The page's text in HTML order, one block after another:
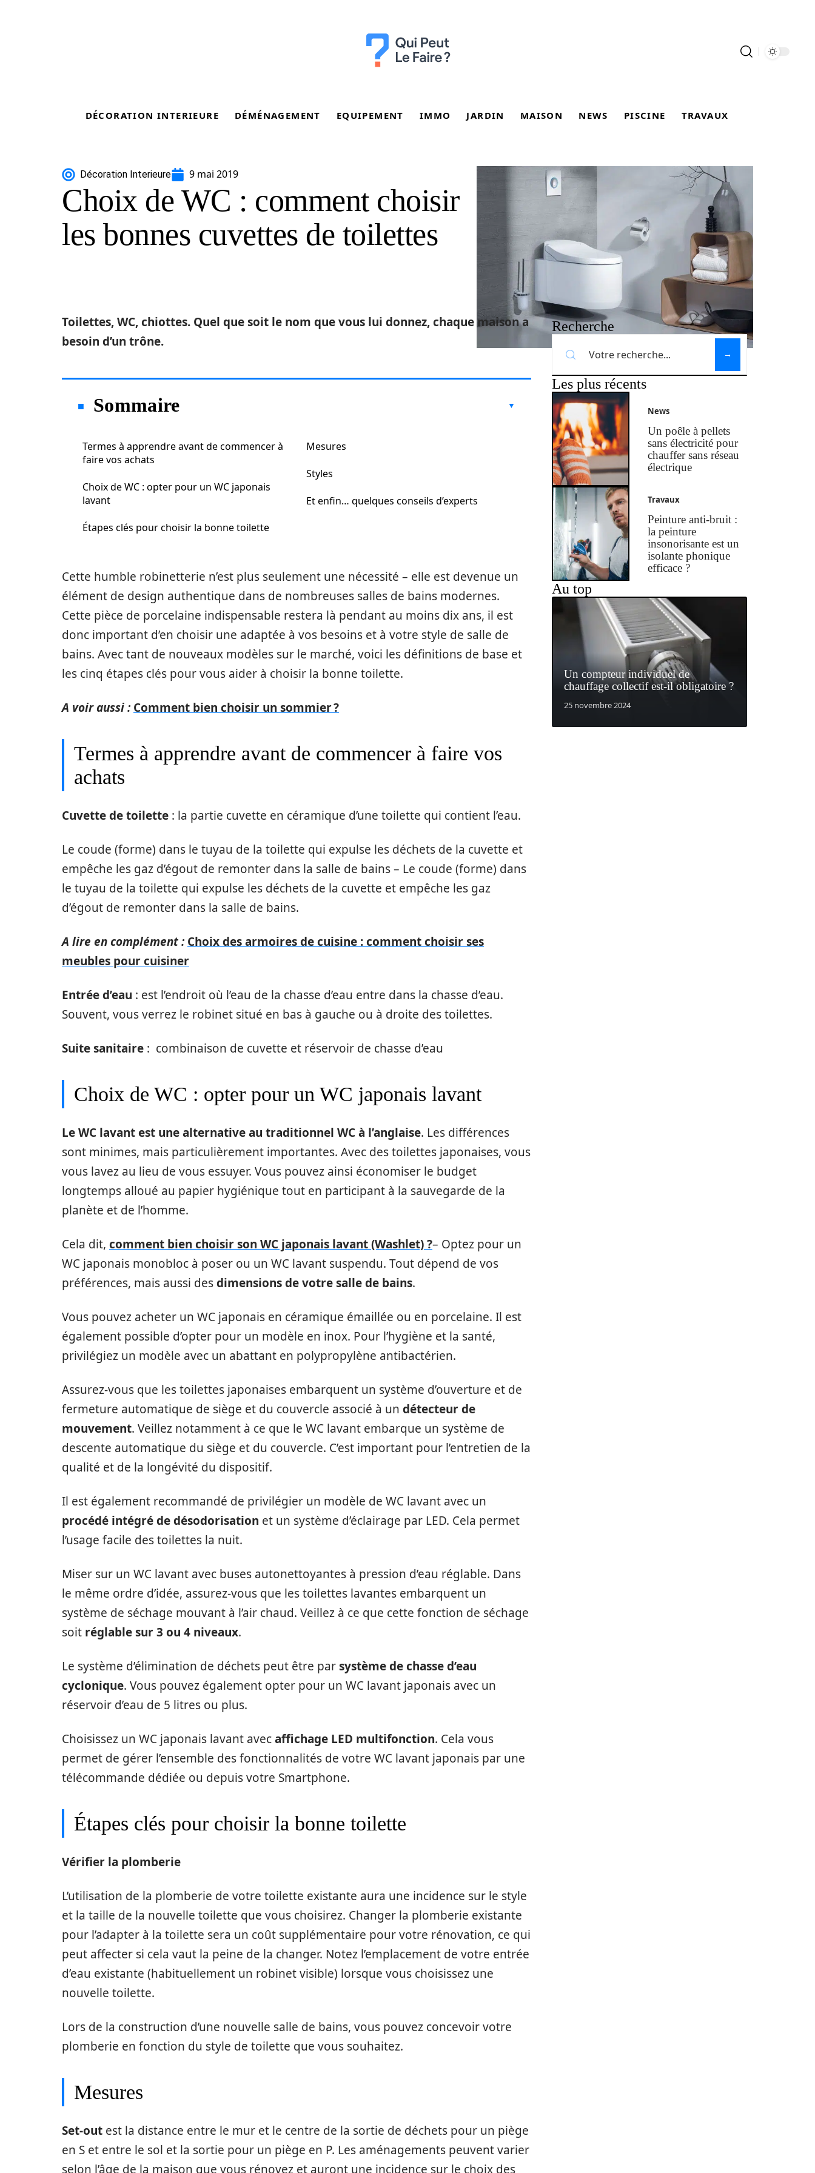
DÉCORATION INTERIEURE DÉMÉNAGEMENT EQUIPEMENT IMMO JARDIN MAISON NEWS PISCINE TRAVAUX
Décoration Interieure 9 mai 2019
Choix de WC : comment choisir
les bonnes cuvettes de toilettes
Toilettes, WC, chiottes. Quel que soit le nom que vous lui donnez, chaque maison a
besoin d’un trône.
Sommaire
Termes à apprendre avant de commencer à
faire vos achats
Choix de WC : opter pour un WC japonais
lavant
Étapes clés pour choisir la bonne toilette
Mesures
Styles
Et enfin… quelques conseils d’experts
Cette humble robinetterie n’est plus seulement une nécessité – elle est devenue un
élément de design authentique dans de nombreuses salles de bains modernes.
Cette pièce de porcelaine indispensable restera là pendant au moins dix ans, il est
donc important d’en choisir une adaptée à vos besoins et à votre style de salle de
bains. Avec tant de nouveaux modèles sur le marché, voici les définitions de base et
les cinq étapes clés pour vous aider à choisir la bonne toilette.
A voir aussi : Comment bien choisir un sommier ?
Termes à apprendre avant de commencer à faire vos
achats
Cuvette de toilette : la partie cuvette en céramique d’une toilette qui contient l’eau.
Le coude (forme) dans le tuyau de la toilette qui expulse les déchets de la cuvette et
empêche les gaz d’égout de remonter dans la salle de bains – Le coude (forme) dans
le tuyau de la toilette qui expulse les déchets de la cuvette et empêche les gaz
d’égout de remonter dans la salle de bains.
A lire en complément : Choix des armoires de cuisine : comment choisir ses
meubles pour cuisiner
Entrée d’eau : est l’endroit où l’eau de la chasse d’eau entre dans la chasse d’eau.
Souvent, vous verrez le robinet situé en bas à gauche ou à droite des toilettes.
Suite sanitaire : combinaison de cuvette et réservoir de chasse d’eau
Choix de WC : opter pour un WC japonais lavant
Le WC lavant est une alternative au traditionnel WC à l’anglaise. Les différences
sont minimes, mais particulièrement importantes. Avec des toilettes japonaises, vous
vous lavez au lieu de vous essuyer. Vous pouvez ainsi économiser le budget
longtemps alloué au papier hygiénique tout en participant à la sauvegarde de la
planète et de l’homme.
Cela dit, comment bien choisir son WC japonais lavant (Washlet) ?– Optez pour un
WC japonais monobloc à poser ou un WC lavant suspendu. Tout dépend de vos
préférences, mais aussi desdimensions de votre salle de bains.
Vous pouvez acheter un WC japonais en céramique émaillée ou en porcelaine. Il est
également possible d’opter pour un modèle en inox. Pour l’hygiène et la santé,
privilégiez un modèle avec un abattant en polypropylène antibactérien.
Assurez-vous que les toilettes japonaises embarquent un système d’ouverture et de
fermeture automatique de siège et du couvercle associé à un détecteur de
mouvement. Veillez notamment à ce que le WC lavant embarque un système de
descente automatique du siège et du couvercle. C’est important pour l’entretien de la
qualité et de la longévité du dispositif.
Il est également recommandé de privilégier un modèle de WC lavant avec un
procédé intégré de désodorisation et un système d’éclairage par LED. Cela permet
l’usage facile des toilettes la nuit.
Miser sur un WC lavant avec buses autonettoyantes à pression d’eau réglable. Dans
le même ordre d’idée, assurez-vous que les toilettes lavantes embarquent un
système de séchage mouvant à l’air chaud. Veillez à ce que cette fonction de séchage
soit réglable sur 3 ou 4 niveaux.
Le système d’élimination de déchets peut être parsystème de chasse d’eau
cyclonique. Vous pouvez également opter pour un WC lavant japonais avec un
réservoir d’eau de 5 litres ou plus.
Choisissez un WC japonais lavant avecaffichage LED multifonction. Cela vous
permet de gérer l’ensemble des fonctionnalités de votre WC lavant japonais par une
télécommande dédiée ou depuis votre Smartphone.
Étapes clés pour choisir la bonne toilette
Vérifier la plomberie
L’utilisation de la plomberie de votre toilette existante aura une incidence sur le style
et la taille de la nouvelle toilette que vous choisirez. Changer la plomberie existante
pour l’adapter à la toilette sera un coût supplémentaire pour votre rénovation, ce qui
peut affecter si cela vaut la peine de la changer. Notez l’emplacement de votre entrée
d’eau existante (habituellement un robinet visible) lorsque vous choisissez une
nouvelle toilette.
Lors de la construction d’une nouvelle salle de bains, vous pouvez concevoir votre
plomberie en fonction du style de toilette que vous souhaitez.
Mesures
Set-out est la distance entre le mur et le centre de la sortie de déchets pour un piège
en S et entre le sol et la sortie pour un piège en P. Les aménagements peuvent varier
selon l’âge de la maison que vous rénovez et auront une incidence sur le choix des
Recherche
Les plus récents
News
Un poêle à pellets
sans électricité pour
chauffer sans réseau
électrique
Travaux
Peinture anti-bruit :
la peinture
insonorisante est un
isolante phonique
efficace ?
Au top
Un compteur individuel de
chauffage collectif est-il obligatoire ?
25 novembre 2024